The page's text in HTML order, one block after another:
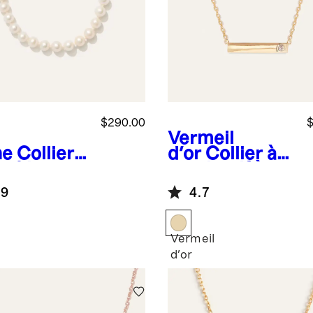
Collier
de
d'eau
$290.00
Vermeil
d'or Collier à
saphir blanc
4.7
Vermeil
d'or